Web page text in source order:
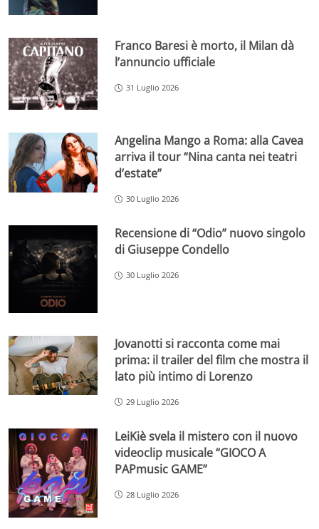
Franco Baresi è morto, il Milan dà
l’annuncio ufficiale
31 Luglio 2026
Angelina Mango a Roma: alla Cavea
arriva il tour “Nina canta nei teatri
d’estate”
30 Luglio 2026
Recensione di “Odio” nuovo singolo
di Giuseppe Condello
30 Luglio 2026
Jovanotti si racconta come mai
prima: il trailer del film che mostra il
lato più intimo di Lorenzo
29 Luglio 2026
LeiKiè svela il mistero con il nuovo
videoclip musicale “GIOCO A
PAPmusic GAME”
28 Luglio 2026